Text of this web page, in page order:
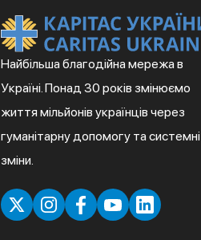
Найбільша благодійна мережа в
Україні. Понад 30 років змінюємо
життя мільйонів українців через
гуманітарну допомогу та системні
зміни.